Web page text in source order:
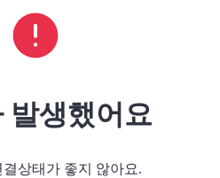
발생했어요
상태가 좋지 않아요.